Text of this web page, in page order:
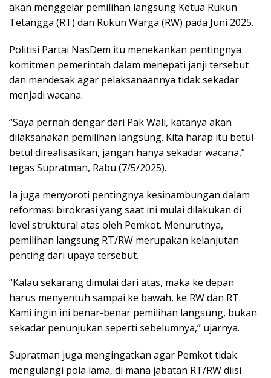
akan menggelar pemilihan langsung Ketua Rukun
Tetangga (RT) dan Rukun Warga (RW) pada Juni 2025.
Politisi Partai NasDem itu menekankan pentingnya
komitmen pemerintah dalam menepati janji tersebut
dan mendesak agar pelaksanaannya tidak sekadar
menjadi wacana.
“Saya pernah dengar dari Pak Wali, katanya akan
dilaksanakan pemilihan langsung. Kita harap itu betul-
betul direalisasikan, jangan hanya sekadar wacana,”
tegas Supratman, Rabu (7/5/2025).
Ia juga menyoroti pentingnya kesinambungan dalam
reformasi birokrasi yang saat ini mulai dilakukan di
level struktural atas oleh Pemkot. Menurutnya,
pemilihan langsung RT/RW merupakan kelanjutan
penting dari upaya tersebut.
“Kalau sekarang dimulai dari atas, maka ke depan
harus menyentuh sampai ke bawah, ke RW dan RT.
Kami ingin ini benar-benar pemilihan langsung, bukan
sekadar penunjukan seperti sebelumnya,” ujarnya.
Supratman juga mengingatkan agar Pemkot tidak
mengulangi pola lama, di mana jabatan RT/RW diisi